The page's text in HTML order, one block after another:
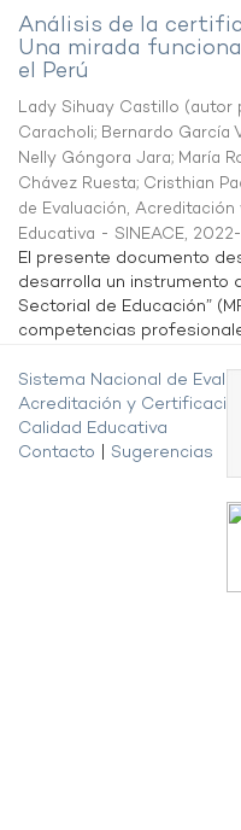
Análisis de la
Una mirada
el Perú
Lady Sihuay Castillo (autor
Caracholi; Bernardo García
Nelly Góngora Jara; María
Chávez Ruesta; Cristhian
de Evaluación,
Educativa - SINEACE,
El presente documento
desarrolla un instrumento
Sectorial de Educación”
competencias
Sistema Nacional de
Acreditación y
Calidad Educativa
Contacto
Sugerencias